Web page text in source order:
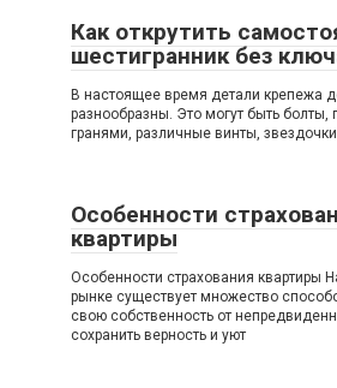
Как открутить
шестигранник без
В настоящее время детали крепежа
разнообразны. Это могут быть болты,
гранями, различные винты,
Особенности
квартиры
Особенности страхования квартиры
рынке существует множество
свою собственность от
сохранить верность и уют